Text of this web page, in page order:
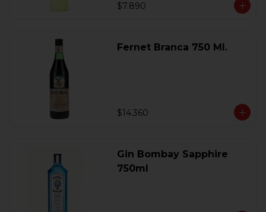
$7.890
Fernet Branca 750 Ml.
$14.360
Gin Bombay Sapphire
750ml